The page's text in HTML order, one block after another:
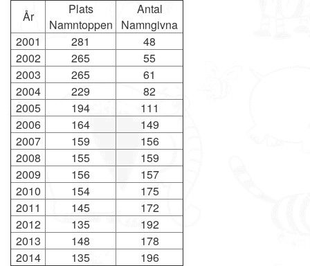
År
Plats
Namntoppen
Antal
Namngivna
2001
281
48
2002
265
55
2003
265
61
2004
229
82
2005
194
111
2006
164
149
2007
159
156
2008
155
159
2009
156
157
2010
154
175
2011
145
172
2012
135
192
2013
148
178
2014
135 196